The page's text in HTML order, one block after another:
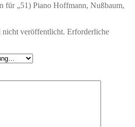
für „51) Piano Hoffmann, Nußbaum,
veröffentlicht. Erforderliche